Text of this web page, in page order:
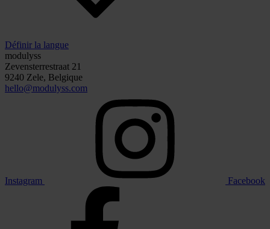
Définir la langue
modulyss
Zevensterrestraat 21
9240 Zele, Belgique
hello@modulyss.com
Instagram Facebook